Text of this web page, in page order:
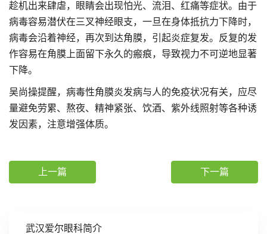
武汉爱尔眼科简介
趁机出来肆虐，眼睛会出现怕光、流泪、红痛等症状。由于
病毒容易潜伏在三叉神经眼支，一旦在身体抵抗力下降时，
病毒会沿着神经，再次到达角膜，引起炎症复发。反复的发
作容易在角膜上面留下永久的瘢痕，导致视力不可逆地显著
下降。
吴尚操提醒，病毒性角膜炎发病与人的免疫状况有关，应尽
量避免劳累、熬夜、精神紧张、饮酒、紫外线照射等各种诱
发因素，注意增强体质。
上一篇 下一篇